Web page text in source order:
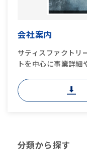
会社案内
サティスファクトリ
トを中心に事業詳細
分類から探す